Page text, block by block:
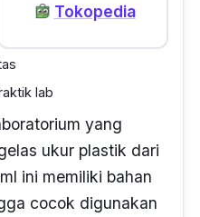
Tokopedia
lab
yang
ukur plastik dari
ini memiliki bahan
cocok digunakan